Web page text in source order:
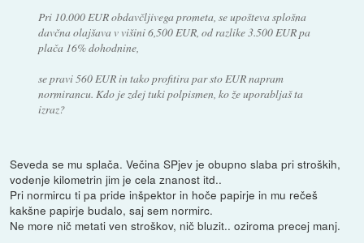
Pri 10.000 EUR obdavčljivega prometa, se upošteva splošna
davčna olajšava v višini 6,500 EUR, od razlike 3.500 EUR pa
plača 16% dohodnine,
se pravi 560 EUR in tako profitira par sto EUR napram
normirancu. Kdo je zdej tuki polpismen, ko že uporabljaš ta
izraz?
Seveda se mu splača. Večina SPjev je obupno slaba pri stroških,
vodenje kilometrin jim je cela znanost itd..
Pri normircu ti pa pride inšpektor in hoče papirje in mu rečeš
kakšne papirje budalo, saj sem normirc.
Ne more nič metati ven stroškov, nič bluzit.. oziroma precej manj.